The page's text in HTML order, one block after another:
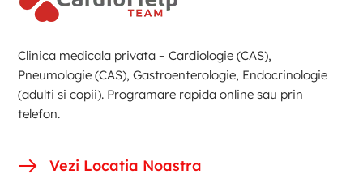
Clinica medicala privata – Cardiologie (CAS),
Pneumologie (CAS), Gastroenterologie, Endocrinologie
(adulti si copii). Programare rapida online sau prin
telefon.
Vezi Locatia Noastra